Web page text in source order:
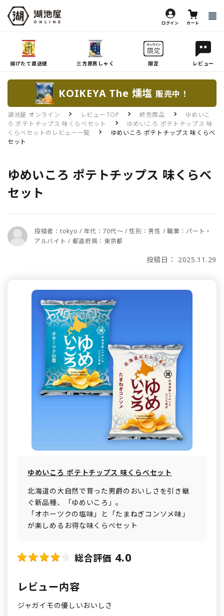
ログイン カート
揚げたて直送便 三方原男しゃく 限定 レビュー
KOIKEYA The 燻塩 販売中！
湖池屋 オンライン レビューTOP 終売商品
ゆめいこ
ろ ポテトチップス 味くらべセット
ゆめいころ ポテトチップス 味
くらべセットのレビュー一覧
ゆめいころ ポテトチップス 味くらべ
セット
ゆめいころ ポテトチップス 味くらべ
セット
投稿者：tokyo / 年代：70代～ / 性別：男性 / 職業：パート・
アルバイト / 都道府県：東京都
投稿日： 2025.11.29
ゆめいころ ポテトチップス 味くらべセット
北海道の大自然で育った男爵のおいしさを引き継
ぐ新品種、「ゆめいころ」。
「オホーツクの塩味」と「たまねぎコンソメ味」
が楽しめるお得な味くらべセット
総合評価 4.0
レビュー内容
ジャガイモの優しいおいしさ